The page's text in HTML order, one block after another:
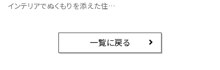
インテリアでぬくもりを添えた住まい
一覧に戻る